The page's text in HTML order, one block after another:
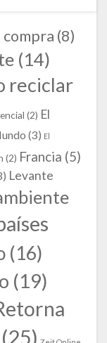
compra (8)
(14)
reciclar
(2) El
(3) El
(2) Francia (5)
Levante
(16)
(19)
(25)